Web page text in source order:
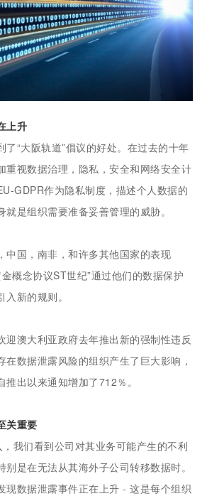
上升
了“大阪轨道”倡议的好处。在过去的十年
重视数据治理，隐私，安全和网络安全计
GDPR作为隐私制度，描述个人数据的
是组织需要准备妥善管理的威胁。
中国，南非，和许多其他国家的表现
概念协议ST世纪”通过他们的数据保护
新的规则。
迎澳大利亚政府去年推出新的强制性违反
在数据泄露风险的组织产生了巨大影响，
出以来通知增加了712％。
关重要
我们看到公司对其业务可能产生的不利
是在无法从其海外子公司转移数据时。
现数据泄露事件正在上升 - 这是每个组织